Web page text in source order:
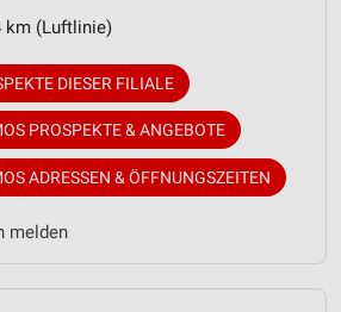
km (Luftlinie)
DIESER FILIALE
PROSPEKTE & ANGEBOTE
ADRESSEN & ÖFFNUNGSZEITEN
melden